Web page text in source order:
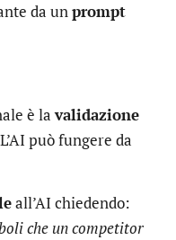
da unprompt
è lavalidazione
può fungere da
all’AI chiedendo:
che un competitor